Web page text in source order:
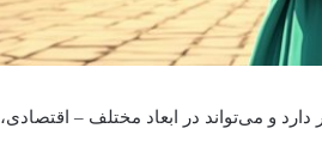
و می‌تواند در ابعاد مختلف – اقتصادی،